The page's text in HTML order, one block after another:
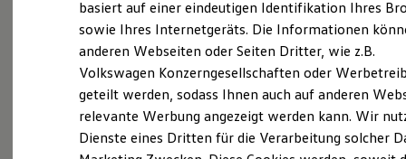
Technologie
Kosten und Kauf
Verbrauchskosten
Kaufoptionen
E-Auto-Förderung
Software und Konnektivität
Die ID. Software 6
ID. Software Versionen und Updates
Digitale Extras
Schnittstellen zu Ihrem ID.
Rundum sicher: der 360°Gebrauchtwagen-
Bevor ein VolkswagenZertifizierter
Gebrauchtwagenan unsere Kunden
übergeben wird, prüfen wir den Zustand
basiert auf einer eindeutigen Identifikation Ihres
sowie Ihres Internetgeräts. Die Informationen
anderen Webseiten oder Seiten Dritter, wie z.B.
Volkswagen Konzerngesellschaften oder
geteilt werden, sodass Ihnen auch auf anderen
relevante Werbung angezeigt werden kann. Wir
Dienste eines Dritten für die Verarbeitung solcher